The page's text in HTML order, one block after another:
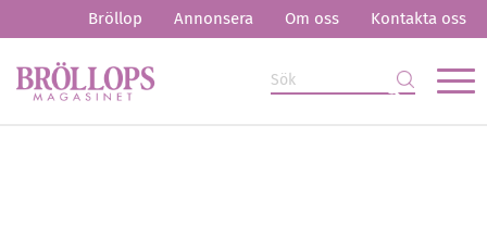
Bröllop Annonsera Om oss Kontakta oss